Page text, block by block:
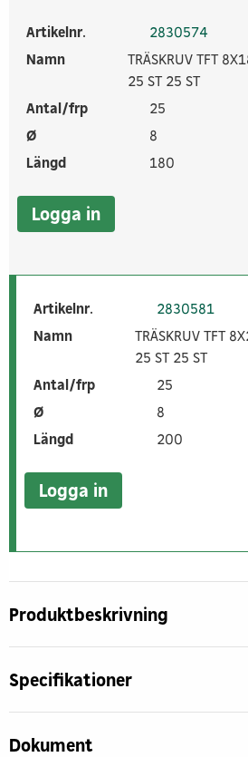
Artikelnr.
2830574
Namn
TRÄSKRUV TFT
25 ST 25 ST
Antal/frp
25
Ø
8
Längd
180
Logga in
Artikelnr.
2830581
Namn
TRÄSKRUV TFT
25 ST 25 ST
Antal/frp
25
Ø
8
Längd
200
Logga in
Produktbeskrivning
Specifikationer
Dokument